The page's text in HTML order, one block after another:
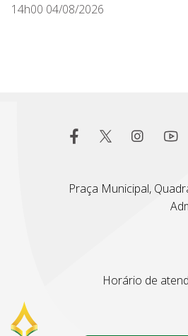
14h00 04/08/2026
Praça Municipal,
Horário de